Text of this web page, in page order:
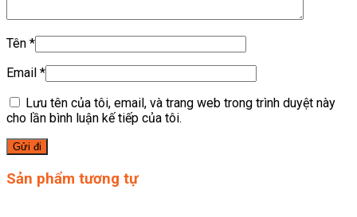
Tên *
Email *
Lưu tên của tôi, email, và trang web trong trình duyệt này
cho lần bình luận kế tiếp của tôi.
Sản phẩm tương tự